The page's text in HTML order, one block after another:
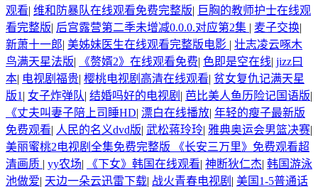
观看| 维和防暴队在线观看免费完整版| 巨胸的教师护士在线观
看完整版| 后宫露营第二季未增减0.0.0.对应第2集 | 麦子交换|
新萧十一郎| 美姊妹医生在线观看完整版电影 | 壮志凌云啄木
鸟满天星法版| 《赘婿2》在线观看免费| 色即是空在线| jizz曰
本| 电视剧福贵| 樱桃电视剧高清在线观看| 贫女复仇记满天星
版1 | 女子炸弹队| 结婚吗好的电视剧 | 芭比美人鱼历险记国语版|
《丈夫叫妻子陪上司睡HD| 漂白在线播放| 年轻的瘦子最新版
免费观看| 人民的名义dvd版| 武松蒋玲玲| 雅典奥运会男篮决赛|
美丽蜜桃2电视剧全集免费完整版 《长安三万里》免费观看超
清画质 | yy农场| 《下女》韩国在线观看| 神断狄仁杰| 韩国游泳
池做爱| 天边一朵云迅雷下载| 战火青春电视剧 | 美国1-5普通话